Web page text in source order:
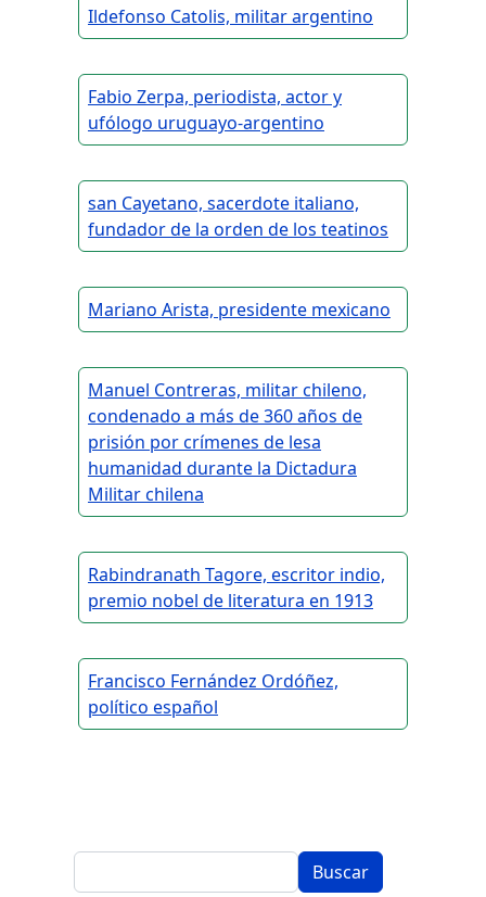
Ildefonso Catolis, militar argentino
Fabio Zerpa, periodista, actor y
ufólogo uruguayo-argentino
san Cayetano, sacerdote italiano,
fundador de la orden de los teatinos
Mariano Arista, presidente mexicano
Manuel Contreras, militar chileno,
condenado a más de 360 años de
prisión por crímenes de lesa
humanidad durante la Dictadura
Militar chilena
Rabindranath Tagore, escritor indio,
premio nobel de literatura en 1913
Francisco Fernández Ordóñez,
político español
Buscar